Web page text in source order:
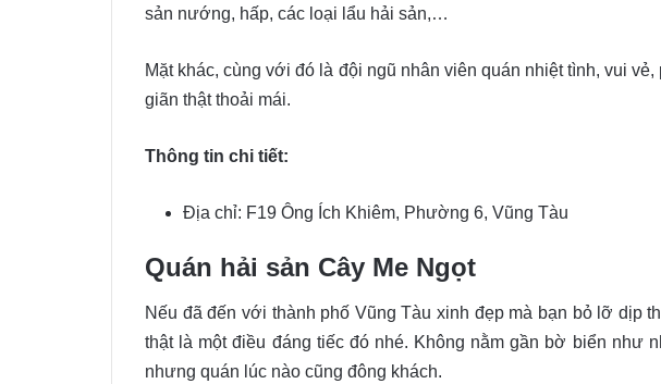
sản nướng, hấp, các loại lẩu hải sản,…
Mặt khác, cùng với đó là đội ngũ nhân viên quán nhiệt tình, vui
giãn thật thoải mái.
Thông tin chi tiết:
Địa chỉ: F19 Ông Ích Khiêm, Phường 6, Vũng Tàu
Quán hải sản Cây Me Ngọt
Nếu đã đến với thành phố Vũng Tàu xinh đẹp mà bạn bỏ lỡ dịp
thật là một điều đáng tiếc đó nhé. Không nằm gần bờ biển như
nhưng quán lúc nào cũng đông khách.